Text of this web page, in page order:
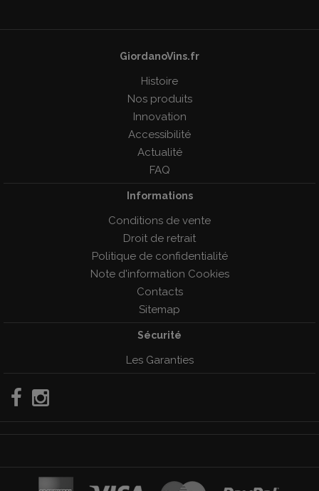
GiordanoVins.fr
Histoire
Nos produits
Innovation
Accessibilité
Actualité
FAQ
Informations
Conditions de vente
Droit de retrait
Politique de confidentialité
Note d'information Cookies
Contacts
Sitemap
Sécurité
Les Garanties